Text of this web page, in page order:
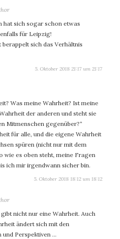
sagt:
hat sich sogar schon etwas
für Leipzig!
berappelt sich das Verhältnis
5. Oktober 2018 21:17 um 21:17
Was meine Wahrheit? Ist meine
der anderen und steht sie
Mitmenschen gegenüber?“
für alle, und die eigene Wahrheit
spüren (nicht nur mit dem
wie es oben steht, meine Fragen
ich mir irgendwann sicher bin.
5. Oktober 2018 18:12 um 18:12
sagt:
nicht nur eine Wahrheit. Auch
ändert sich mit den
und Perspektiven …